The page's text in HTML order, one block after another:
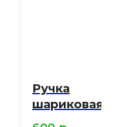
Ручка
шариковая
Arc Soft